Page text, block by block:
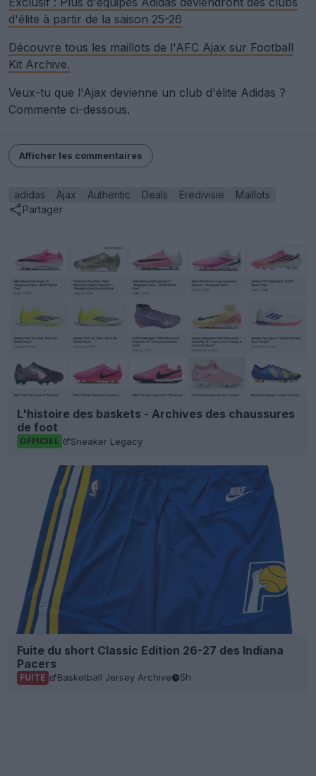
d'élite à partir de la saison 25-26
Découvre tous les maillots de l'AFC Ajax sur Football
Kit Archive.
Veux-tu que l'Ajax devienne un club d'élite Adidas ?
Commente ci-dessous.
Afficher les commentaires
adidas Ajax Authentic Deals Eredivisie
Maillots
Partager
L'histoire des baskets - Archives des chaussures
de foot
OFFICIEL Sneaker Legacy
Fuite du short Classic Edition 26-27 des Indiana
Pacers
FUITE Basketball Jersey Archive 5h